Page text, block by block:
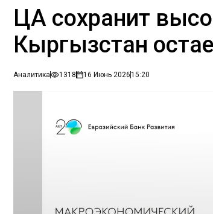
ЦА сохранит
Кыргызстан
Аналитика 1318 16 Июнь 202615:20